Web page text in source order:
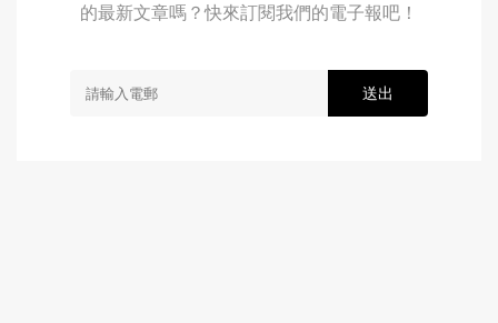
的最新文章嗎？快來訂閱我們的電子報吧！
送出